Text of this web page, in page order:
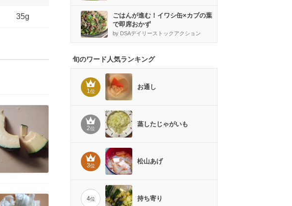
35g
ごはんが進む！イワシ缶×カブの葉
で即席おかず
by DSAデイリーストックアクション
旬のワード人気ランキング
1位
お通し
2位
蒸したじゃがいも
3位
松山あげ
4位 持ち寄り